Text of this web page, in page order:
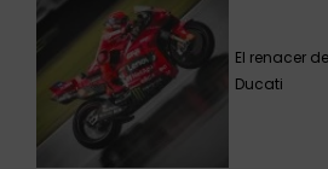
El renacer
Ducati